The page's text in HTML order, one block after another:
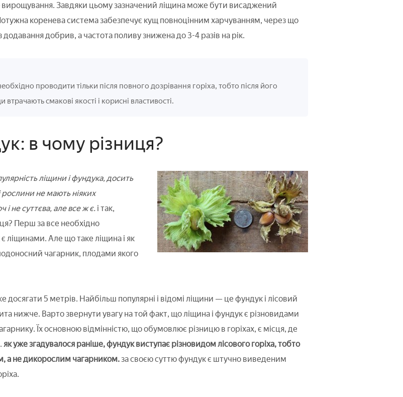
вирощування. Завдяки цьому зазначений ліщина може бути висаджений
коренева система забезпечує кущ повноцінним харчуванням, через що
добрив, а частота поливу знижена до 3-4 разів на рік.
проводити тільки після повного дозрівання горіха, тобто після його
втрачають смакові якості і корисні властивості.
в чому різниця?
ліщини і фундука, досить
не мають ніяких
і не суттєва, але все ж є. і так,
Перш за все необхідно
ліщинами. Але що таке ліщина і як
чагарник, плодами якого
досягати 5 метрів. Найбільш популярні і відомі ліщини — це фундук і лісовий
нижче. Варто звернути увагу на той факт, що ліщина і фундук є різновидами
Їх основною відмінністю, що обумовлює різницю в горіхах, є місця, де
як уже згадувалося раніше, фундук виступає різновидом лісового горіха, тобто
а не дикорослим чагарником.за своєю суттю фундук є штучно виведеним